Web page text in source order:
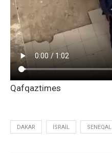
Qafqaztimes
DAKAR İSRAIL SENEQAL